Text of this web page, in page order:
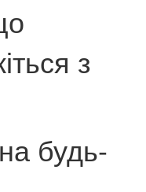
з
будь-